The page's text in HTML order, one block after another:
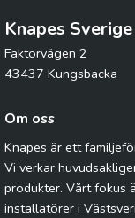
Knapes
Faktorvägen 2
43437 Kungsbacka
Om oss
Knapes är ett
Vi verkar
produkter. Vårt fokus
installatörer i